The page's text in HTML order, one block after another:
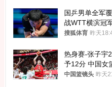
国乒男单全军
战WTT横滨冠
八强
搜狐体育 昨天
热身赛-张子宇
予12分 中国女
亚
中国篮镜头 昨天